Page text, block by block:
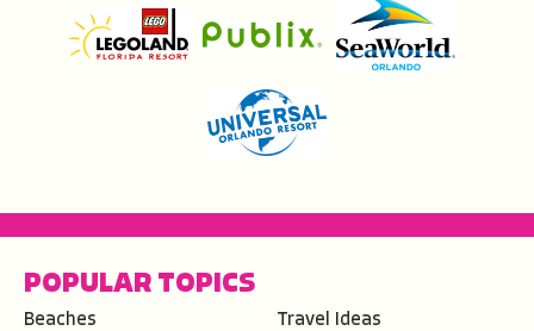
POPULAR TOPICS
Beaches
Travel Ideas